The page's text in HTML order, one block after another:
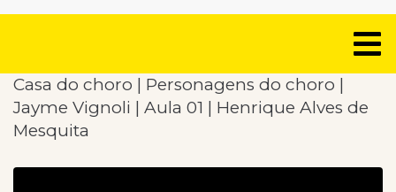
Casa do choro | Personagens do choro |
Jayme Vignoli | Aula 01 | Henrique Alves de
Mesquita